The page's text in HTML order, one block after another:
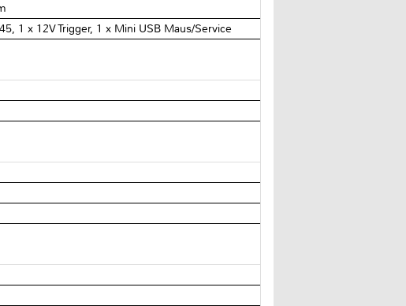
1 x 12V Trigger, 1 x Mini USB Maus/Service